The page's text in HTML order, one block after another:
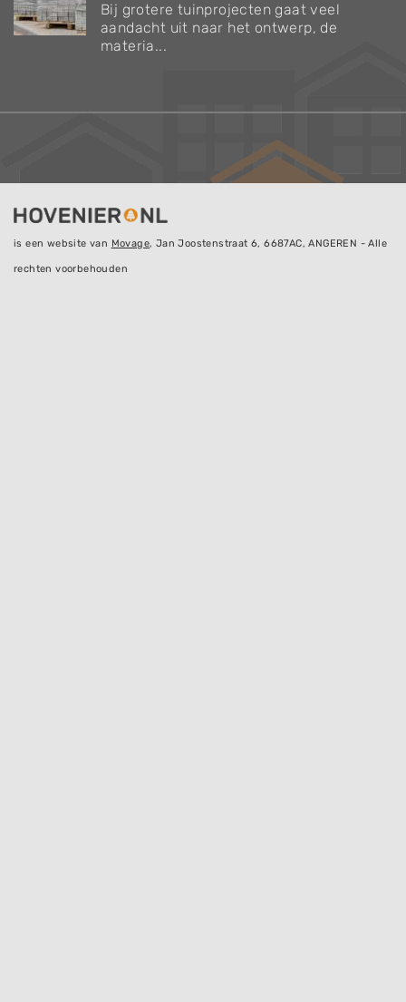
Bij grotere tuinprojecten gaat veel
aandacht uit naar het ontwerp, de
materia...
is een website van Movage, Jan Joostenstraat 6, 6687AC, ANGEREN - Alle
rechten voorbehouden